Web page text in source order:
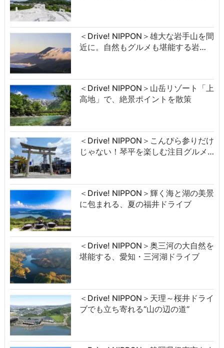
＜Drive! NIPPON＞雄大な岩手山を間
近に。自然もグルメも堪能する岩…
＜Drive! NIPPON＞山岳リゾート「上
高地」で、絶景ポイントを散策
＜Drive! NIPPON＞こんぴら参りだけ
じゃない！琴平を楽しむ注目グルメ…
＜Drive! NIPPON＞輝く海と湖の美景
に包まれる、夏の福井ドライブ
＜Drive! NIPPON＞奥三河の大自然を
堪能する、愛知・三河湖ドライブ
＜Drive! NIPPON＞天理～桜井ドライ
ブでも立ち寄れる“山の辺の道”